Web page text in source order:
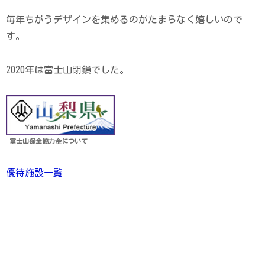
毎年ちがうデザインを集めるのがたまらなく嬉しいので
す。
2020年は富士山閉鎖でした。
富士山保全協力金について
優待施設一覧